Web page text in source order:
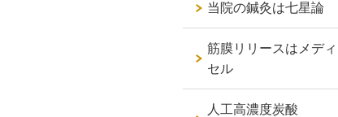
当院の鍼灸は七星論
筋膜リリースはメディ
セル
人工高濃度炭酸